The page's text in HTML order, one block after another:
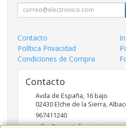
Contacto
Política Privacidad
Condiciones de Compra
Contacto
Avda de España, 16 bajo
02430Elche de la Sierra,
967411240